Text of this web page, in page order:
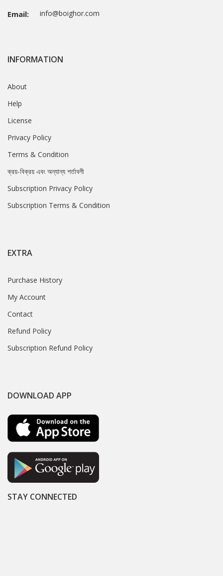
Email: info@boighor.com
INFORMATION
About
Help
License
Privacy Policy
Terms & Condition
ক্রয়-বিক্রয় এবং অন্যান্য শর্তাবলী
Subscription Privacy Policy
Subscription Terms & Condition
EXTRA
Purchase History
My Account
Contact
Refund Policy
Subscription Refund Policy
DOWNLOAD APP
STAY CONNECTED